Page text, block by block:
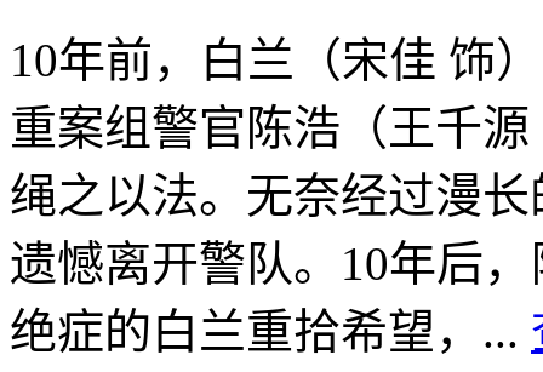
10年前，白兰（宋佳 饰
重案组警官陈浩（王千
绳之以法。无奈经过漫
遗憾离开警队。10年后
绝症的白兰重拾希望，...